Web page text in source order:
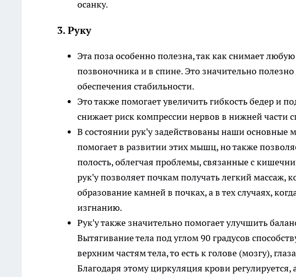
осанку.
3. Руку
Эта поза особенно полезна, так как снимает
позвоночника и в спине. Это значительно
обеспечения стабильности.
Это также помогает увеличить гибкость бедер и
снижает риск компрессии нервов в нижней части
В состоянии рук'у задействованы наши
помогает в развитии этих мышц, но также
полость, облегчая проблемы, связанные с
рук'у позволяет почкам получать легкий массаж,
образование камней в почках, а в тех случаях,
изгнанию.
Рук'у также значительно помогает улучшить
Вытягивание тела под углом 90 градусов
верхним частям тела, то есть к голове (мозгу),
Благодаря этому циркуляция крови